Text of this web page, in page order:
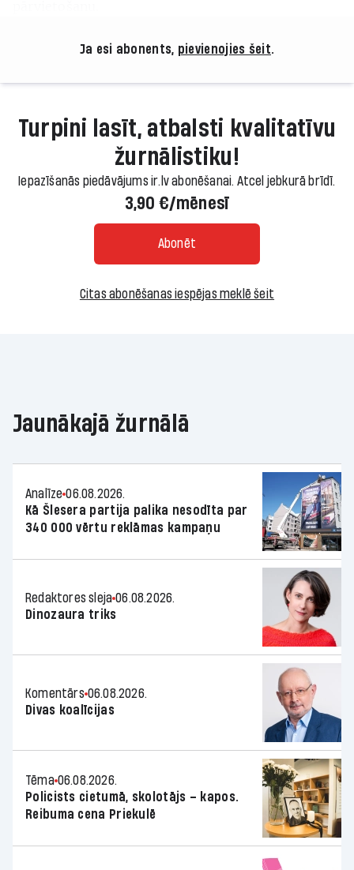
Ja esi abonents, pievienojies šeit.
Turpini lasīt, atbalsti kvalitatīvu
žurnālistiku!
Iepazīšanās piedāvājums ir.lv abonēšanai. Atcel jebkurā brīdī.
3,90 €/mēnesī
Abonēt
Citas abonēšanas iespējas meklē šeit
Jaunākajā žurnālā
Analīze 06.08.2026.
Kā Šlesera partija palika nesodīta par
340 000 vērtu reklāmas kampaņu
Redaktores sleja 06.08.2026.
Dinozaura triks
Komentārs 06.08.2026.
Divas koalīcijas
Tēma 06.08.2026.
Policists cietumā, skolotājs – kapos.
Reibuma cena Priekulē